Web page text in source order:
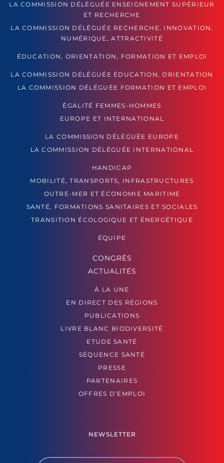
LA COMMISSION DÉLÉGUÉE ENSEIGNEMENT SUPÉRIEUR
ET RECHERCHE
LA COMMISSION DÉLÉGUÉE RECHERCHE, INNOVATION,
NUMÉRIQUE, ATTRACTIVITÉ
ÉDUCATION, ORIENTATION, FORMATION ET EMPLOI
LA COMMISSION DÉLÉGUÉE ÉDUCATION, ORIENTATION
LA COMMISSION DÉLÉGUÉE FORMATION ET EMPLOI
ÉGALITÉ FEMMES-HOMMES
EUROPE ET INTERNATIONAL
LA COMMISSION DÉLÉGUÉE EUROPE
LA COMMISSION DÉLÉGUÉE INTERNATIONAL
HANDICAP
MOBILITÉ, TRANSPORTS, INFRASTRUCTURES
OUTRE-MER ET ÉCONOMIE MARITIME
SANTÉ, FORMATIONS SANITAIRES ET SOCIALES
TRANSITION ÉCOLOGIQUE ET ÉNERGÉTIQUE
ÉQUIPE
CONGRÈS
ACTUALITÉS
À LA UNE
EN DIRECT DES RÉGIONS
PUBLICATIONS
LIVRE BLANC BIODIVERSITÉ
ETUDE SANTÉ
SÉQUENCE SANTÉ
PRESSE
PARTENAIRES
OFFRES D’EMPLOI
NEWSLETTER